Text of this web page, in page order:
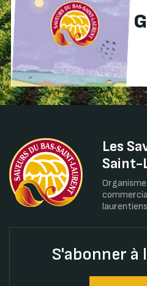
Les
Saint-
laurentiens
S'abonner